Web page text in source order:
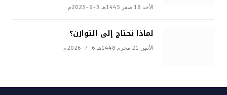
الأحد 18 صفر 1445هـ 3-9-2023م
لماذا نحتاج إلى التوازن؟
الأثنين 21 محرم 1448هـ 6-7-2026م